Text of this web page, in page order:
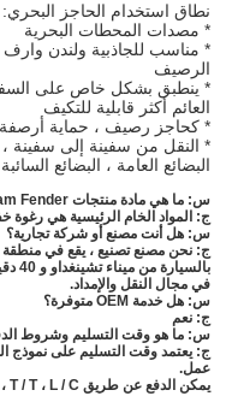
نطاق استخدام الحاجز البحري:
* مصدات المحطات البحرية
* مناسب للجاذبية ولندن
الرصيف
* ينطبق بشكل خاص على
العائم أكثر قابلية للتكيف
* كحاجز رصيف ، حماية
* النقل من سفينة إلى سفينة ،
البضائع العامة ، البضائع السائبة
س: ما هي مادة منتجات EVA Foam Fender؟
ج: المواد الخام الرئيسية هي رغوة
س: هل أنت مصنع أو شركة تجارية؟
في مجال النقل والإمداد.
س: هل خدمة OEM متوفرة؟
ج: نعم
س: ما هو وقت التسليم وشروط
عمل.
يمكن الدفع عن طريق T / T ، L / C ، ويسترن يونيون ، باي بال ، إلخ.